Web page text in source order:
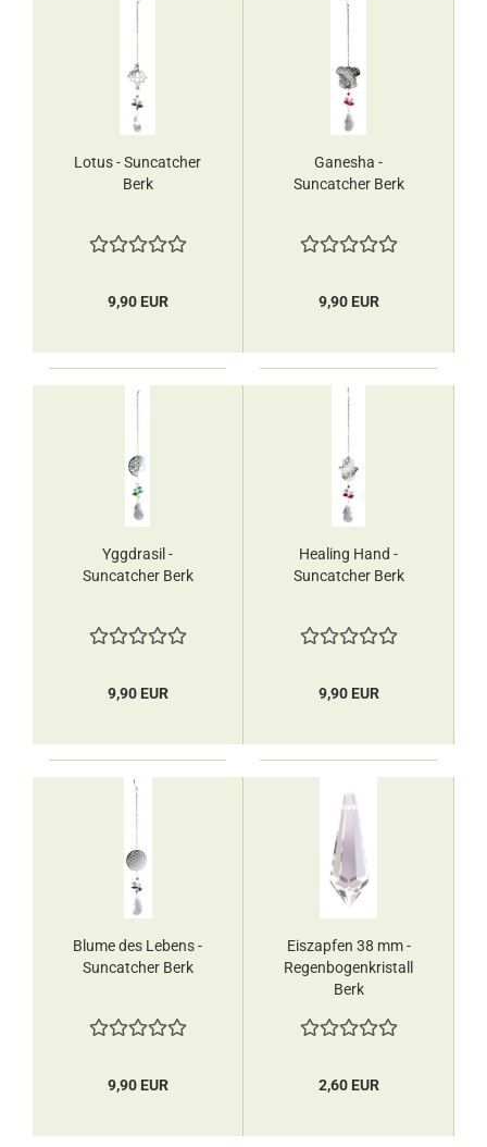
Lotus - Suncatcher
Berk
9,90 EUR
Ganesha -
Suncatcher Berk
9,90 EUR
Yggdrasil -
Suncatcher Berk
9,90 EUR
Healing Hand -
Suncatcher Berk
9,90 EUR
Blume des Lebens -
Suncatcher Berk
9,90 EUR
Eiszapfen 38 mm -
Regenbogenkristall
Berk
2,60 EUR